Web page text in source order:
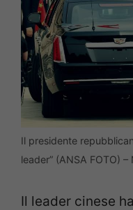
Il presidente
leader” (ANSA FOTO)
Il leader cinese